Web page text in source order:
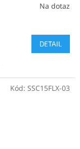
Na dotaz
DETAIL
Kód: SSC15FLX-03